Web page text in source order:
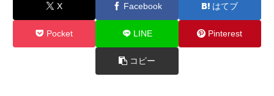
X Facebook はてブ
Pocket LINE Pinterest
コピー